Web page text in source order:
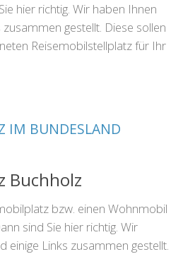
hier richtig. Wir haben Ihnen
gestellt. Diese sollen
Reisemobilstellplatz für Ihr
IM BUNDESLAND
Buchholz
bzw. einen Wohnmobil
sind Sie hier richtig. Wir
einige Links zusammen gestellt.